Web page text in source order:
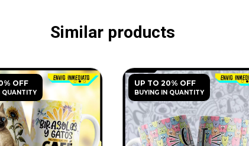
Similar products
OFF
QUANTITY
UP TO 20% OFF
BUYING IN QUANTITY